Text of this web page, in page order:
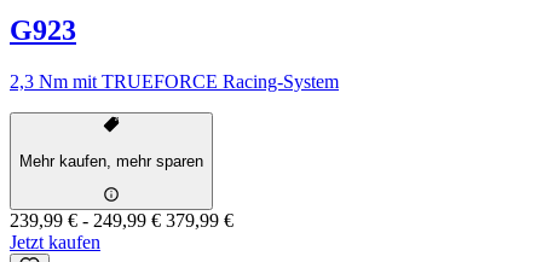
G923
2,3 Nm mit TRUEFORCE Racing-System
Mehr kaufen, mehr sparen
239,99 € - 249,99 € 379,99 €
Jetzt kaufen